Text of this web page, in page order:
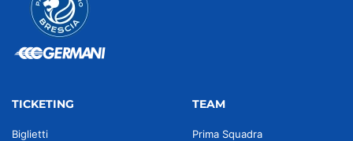
TICKETING
Biglietti
TEAM
Prima Squadra